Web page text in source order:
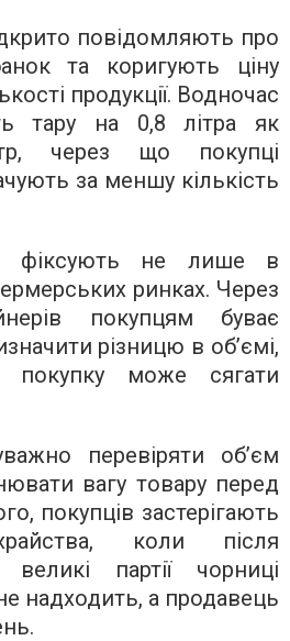
повідомляють про
та коригують ціну
продукції. Водночас
тару на 0,8 літра як
через що покупці
за меншу кількість
фіксують не лише в
ринках. Через
покупцям буває
різницю в об’ємі,
покупку може сягати
перевіряти об’єм
вагу товару перед
покупців застерігають
коли після
партії чорниці
надходить, а продавець